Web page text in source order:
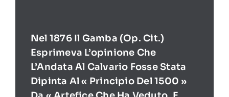
Nel 1876 Il Gamba (op. Cit.)
Esprimeva L’opinione Che
L’Andata Al Calvario Fosse Stata
Dipinta Al « Principio Del 1500 »